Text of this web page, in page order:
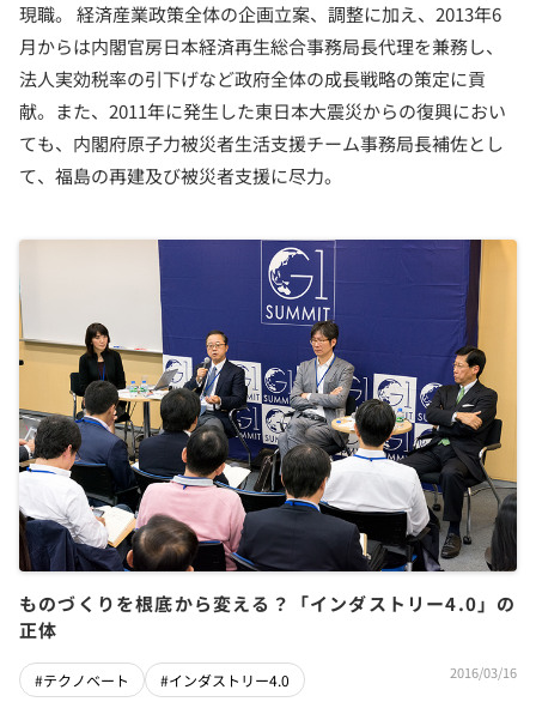
現職。 経済産業政策全体の企画立案、調整に加え、2013年6
月からは内閣官房日本経済再生総合事務局長代理を兼務し、
法人実効税率の引下げなど政府全体の成長戦略の策定に貢
献。また、2011年に発生した東日本大震災からの復興におい
ても、内閣府原子力被災者生活支援チーム事務局長補佐とし
て、福島の再建及び被災者支援に尽力。
ものづくりを根底から変える？「インダストリー4.0」の
正体
#テクノベート #インダストリー4.0 2016/03/16